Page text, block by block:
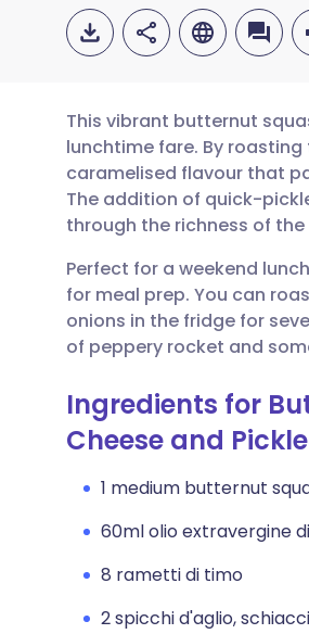
Condividi
Condividi su
Condividi su
Condividi
Copia link
🇬🇧 English
🇪🇸
🇮🇹 Italiano
🇸🇦 عربي
This vibrant butternut
lunchtime fare. By
caramelised flavour that
The addition of quick-
through the richness of
Perfect for a weekend
for meal prep. You can
onions in the fridge for
of peppery rocket and
Ingredients for
Cheese and
1 medium butternut
60ml olio extravergine
8 rametti di timo
2 spicchi d'aglio,